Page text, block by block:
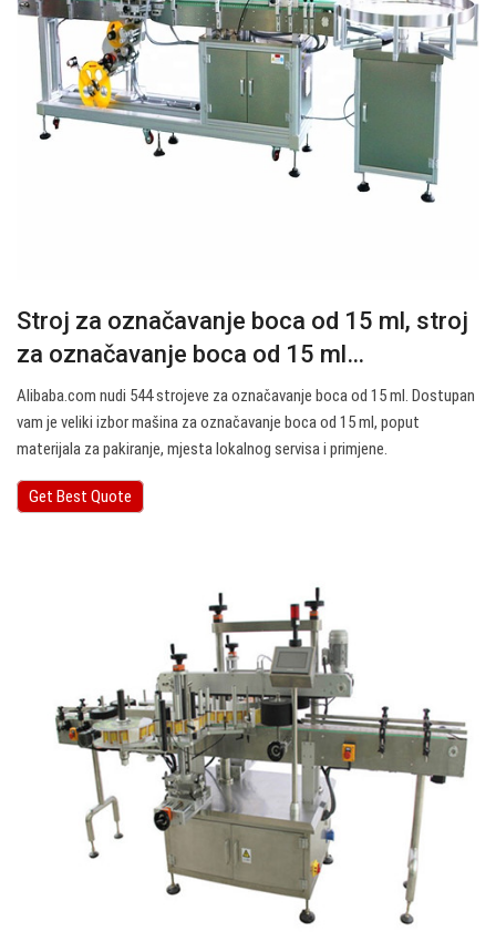
Stroj za označavanje boca od 15 ml, stroj
za označavanje boca od 15 ml…
Alibaba.com nudi 544 strojeve za označavanje boca od 15 ml. Dostupan
vam je veliki izbor mašina za označavanje boca od 15 ml, poput
materijala za pakiranje, mjesta lokalnog servisa i primjene.
Get Best Quote